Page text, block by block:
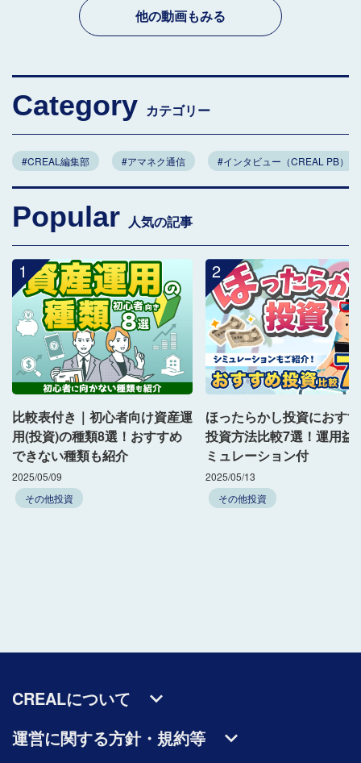
他の動画もみる
Category カテゴリー
#CREAL編集部 #アマネク通信 #インタビュー（CREAL PB）
Popular 人気の記事
1
比較表付き｜初心者向け資産運
用(投資)の種類8選！おすすめ
できない種類も紹介
2025/05/09
その他投資
2
ほったらかし投資におす
投資方法比較7選！運用益
ミュレーション付
2025/05/13
その他投資
CREALについて
運営に関する方針・規約等